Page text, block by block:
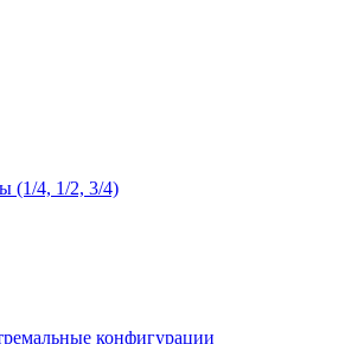
(1/4, 1/2, 3/4)
конфигурации